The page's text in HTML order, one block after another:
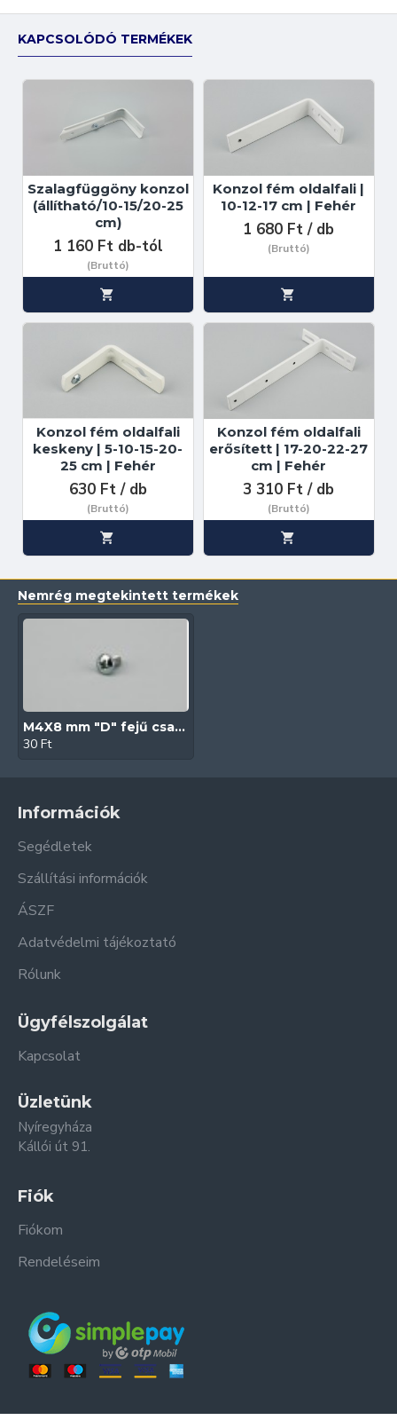
KAPCSOLÓDÓ TERMÉKEK
Szalagfüggöny konzol
(állítható/10-15/20-25
cm)
1 160 Ft db-tól
(Bruttó)
Konzol fém oldalfali |
10-12-17 cm | Fehér
1 680 Ft / db
(Bruttó)
Konzol fém oldalfali
keskeny | 5-10-15-20-
25 cm | Fehér
630 Ft / db
(Bruttó)
Konzol fém oldalfali
erősített | 17-20-22-27
cm | Fehér
3 310 Ft / db
(Bruttó)
Nemrég megtekintett termékek
M4X8 mm "D" fejű csavar
30 Ft
Információk
Segédletek
Szállítási információk
ÁSZF
Adatvédelmi tájékoztató
Rólunk
Ügyfélszolgálat
Kapcsolat
Üzletünk
Nyíregyháza
Kállói út 91.
Fiók
Fiókom
Rendeléseim